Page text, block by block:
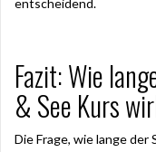
Fazit: Wie
& See Kurs
Die Frage, wie lange der